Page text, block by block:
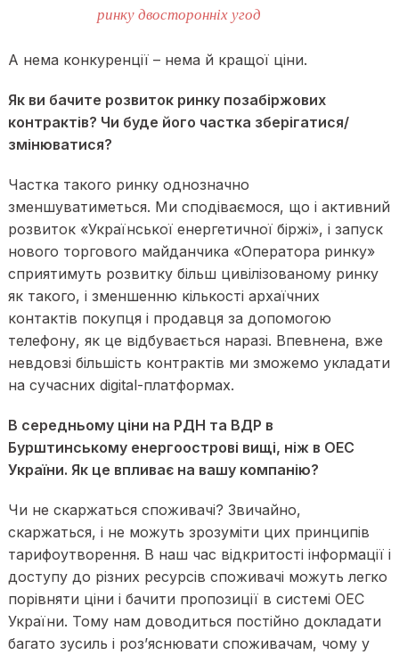
ринку двосторонніх угод
А нема конкуренції – нема й кращої ціни.
Як ви бачите розвиток ринку позабіржових
контрактів? Чи буде його частка зберігатися/
змінюватися?
Частка такого ринку однозначно
зменшуватиметься. Ми сподіваємося, що і активний
розвиток «Української енергетичної біржі», і запуск
нового торгового майданчика «Оператора ринку»
сприятимуть розвитку більш цивілізованому ринку
як такого, і зменшенню кількості архаїчних
контактів покупця і продавця за допомогою
телефону, як це відбувається наразі. Впевнена, вже
невдовзі більшість контрактів ми зможемо укладати
на сучасних digital-платформах.
В середньому ціни на РДН та ВДР в
Бурштинському енергоострові вищі, ніж в ОЕС
України. Як це впливає на вашу компанію?
Чи не скаржаться споживачі? Звичайно,
скаржаться, і не можуть зрозуміти цих принципів
тарифоутворення. В наш час відкритості інформації і
доступу до різних ресурсів споживачі можуть легко
порівняти ціни і бачити пропозиції в системі ОЕС
України. Тому нам доводиться постійно докладати
багато зусиль і роз’яснювати споживачам, чому у